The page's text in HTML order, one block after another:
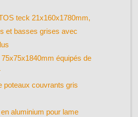
teck 21x160x1780mm,
et basses grises avec
équipés de
poteaux couvrants gris
aluminium pour lame